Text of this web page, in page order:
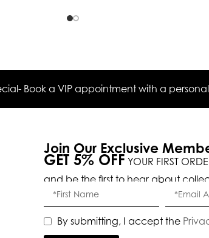
Book a VIP appointment with a personal
Join Our Exclusive
GET 5% OFF YOUR FIRST
and be the first to hear about
By submitting, I accept the